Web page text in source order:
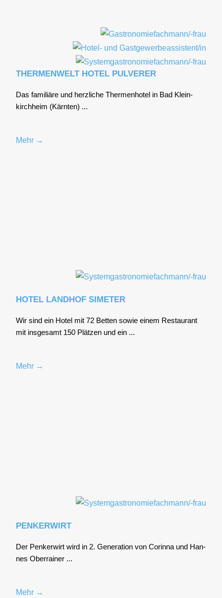
THERMENWELT HOTEL PULVERER
Das fami­liä­re und herz­li­che Ther­men­ho­tel in Bad Klein­
kirch­heim (Kärn­ten) ...
Mehr →
HOTEL LANDHOF SIMETER
Wir sind ein Hotel mit 72 Bet­ten sowie einem Restau­rant
mit ins­ge­samt 150 Plät­zen und ein ...
Mehr →
PENKERWIRT
Der Pen­ker­wirt wird in 2. Gene­ra­ti­on von Corin­na und Han­
nes Ober­rai­ner ...
Mehr →